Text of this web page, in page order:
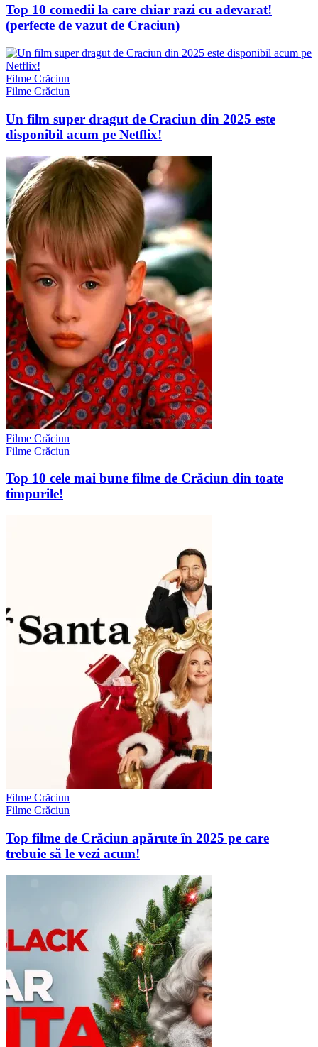
Top 10 comedii la care chiar razi cu adevarat!
(perfecte de vazut de Craciun)
Filme Crăciun
Filme Crăciun
Un film super dragut de Craciun din 2025 este
disponibil acum pe Netflix!
Filme Crăciun
Filme Crăciun
Top 10 cele mai bune filme de Crăciun din toate
timpurile!
Filme Crăciun
Filme Crăciun
Top filme de Crăciun apărute în 2025 pe care
trebuie să le vezi acum!